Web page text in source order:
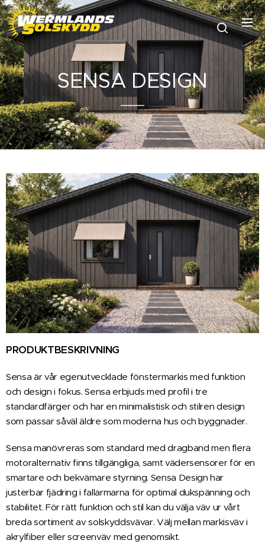
SÖK
SENSA DESIGN
16.04.2026
PRODUKTBESKRIVNING
Sensa är vår egenutvecklade fönstermarkis med funktion
och design i fokus. Sensa erbjuds med profil i tre
standardfärger och har en minimalistisk och stilren design
som passar såväl äldre som moderna hus och byggnader.
Sensa manövreras som standard med dragband men flera
motoralternativ finns tillgängliga, samt vädersensorer för en
smartare och bekvämare styrning. Sensa Design har
justerbar fjädring i fallarmarna för optimal dukspänning och
stabilitet. För rätt funktion och stil kan du välja väv ur vårt
breda sortiment av solskyddsvävar. Välj mellan markisväv i
akrylfiber eller screenväv med genomsikt.